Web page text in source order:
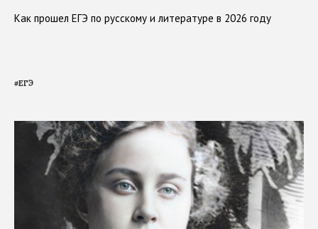
Как прошел ЕГЭ по русскому и литературе в 2026 году
#ЕГЭ